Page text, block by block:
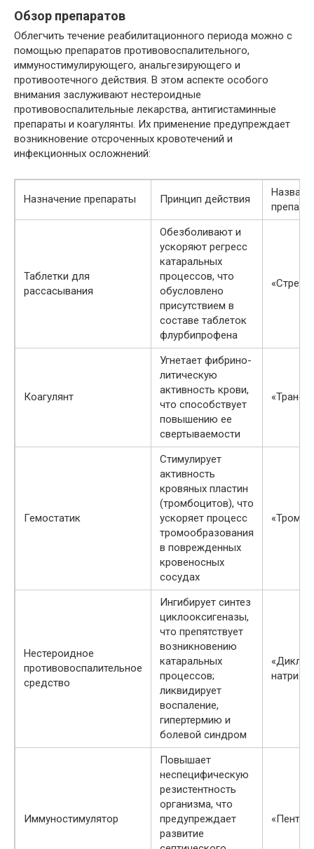
Обзор препаратов
Облегчить течение реабилитационного периода можно с
помощью препаратов противовоспалительного,
иммуностимулирующего, анальгезирующего и
противоотечного действия. В этом аспекте особого
внимания заслуживают нестероидные
противовоспалительные лекарства, антигистаминные
препараты и коагулянты. Их применение предупреждает
возникновение отсроченных кровотечений и
инфекционных осложнений:
Назначение препараты Принцип действия
Таблетки для
рассасывания
Обезболивают и
ускоряют регресс
катаральных
процессов, что
обусловлено
присутствием в
составе таблеток
флурбипрофена
Коагулянт
Угнетает фибрино-
литическую
активность крови,
что способствует
повышению ее
свертываемости
Гемостатик
Стимулирует
активность
кровяных пластин
(тромбоцитов), что
ускоряет процесс
тромообразования
в поврежденных
кровеносных
сосудах
Нестероидное
противовоспалительное
средство
Ингибирует синтез
циклооксигеназы,
что препятствует
возникновению
катаральных
процессов;
ликвидирует
воспаление,
гипертермию и
болевой синдром
натрия»
Иммуностимулятор
Повышает
неспецифическую
резистентность
организма, что
предупреждает
развитие